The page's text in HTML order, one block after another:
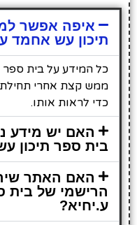
איפה אפשר
תיכון עש אחמד
כל המידע על בית ספר
ממש קצת אחרי תחילת
כדי לראות אותו.
האם יש מידע
בית ספר תיכון
האם האתר
הרישמי של בית
ע.יחיא?